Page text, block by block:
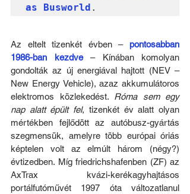
as Busworld .
Az eltelt tizenkét évben – pontosabban
1986-ban kezdve – Kínában komolyan
gondolták az új energiával hajtott (NEV –
New Energy Vehicle), azaz akkumulátoros
elektromos közlekedést. Róma sem egy
nap alatt épült fel, tizenkét év alatt olyan
mértékben fejlődött az autóbusz-gyártás
szegmensük, amelyre több európai óriás
képtelen volt az elmúlt három (négy?)
évtizedben. Míg friedrichshafenben (ZF) az
AxTrax kvázi-kerékagyhajtásos
portálfutóművét 1997 óta változatlanul